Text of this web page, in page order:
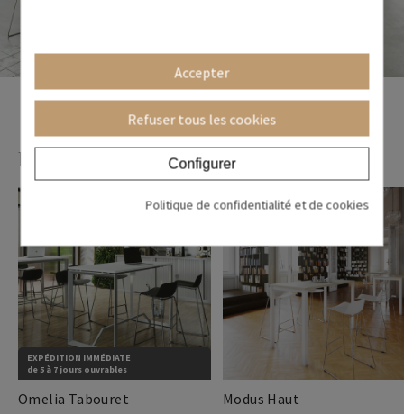
Produits associés
EXPÉDITION IMMÉDIATE
de 5 à 7 jours ouvrables
Omelia Tabouret Modus Haut
Accepter
Refuser tous les cookies
Configurer
Politique de confidentialité et de cookies